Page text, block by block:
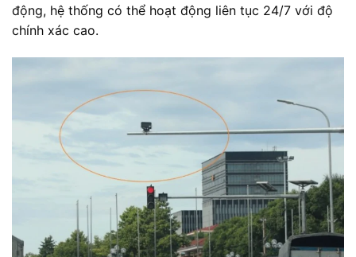
động, hệ thống có thể hoạt động liên tục 24/7 với độ
chính xác cao.